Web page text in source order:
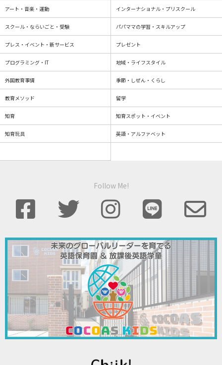
アート・音楽・運動 インターナショナル・プリスクール
スクール・ならいごと・受験 パパママの学習・スキルアップ
プレス・イベント・新サービス プレゼント
プログラミング・IT 地域・ライフスタイル
外国教育事情 季節・しぜん・くらし
教育メソッド 留学
知育 知育スポット・イベント
知育玩具 英語・アルファベット
Follow Me!